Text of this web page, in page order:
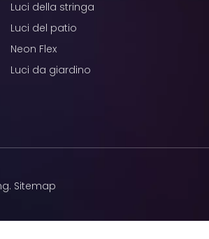
Luci della stringa
Luci del patio
Neon Flex
Luci da giardino
. Sitemap